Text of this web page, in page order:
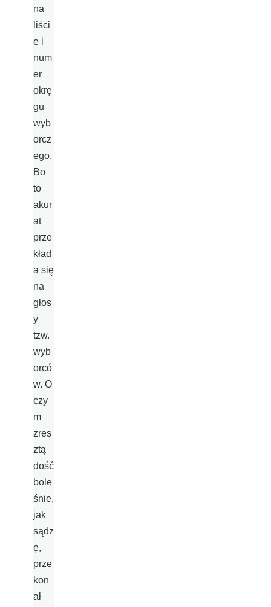
na
liści
e i
num
er
okrę
gu
wyb
orcz
ego.
Bo
to
akur
at
prze
kład
a się
na
głos
y
tzw.
wyb
orcó
w. O
czy
m
zres
ztą
dość
bole
śnie,
jak
sądz
ę,
prze
kon
ał